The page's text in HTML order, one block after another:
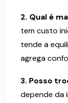
2. Qual é
tem custo
tende a
agrega
3. Posso
depende da